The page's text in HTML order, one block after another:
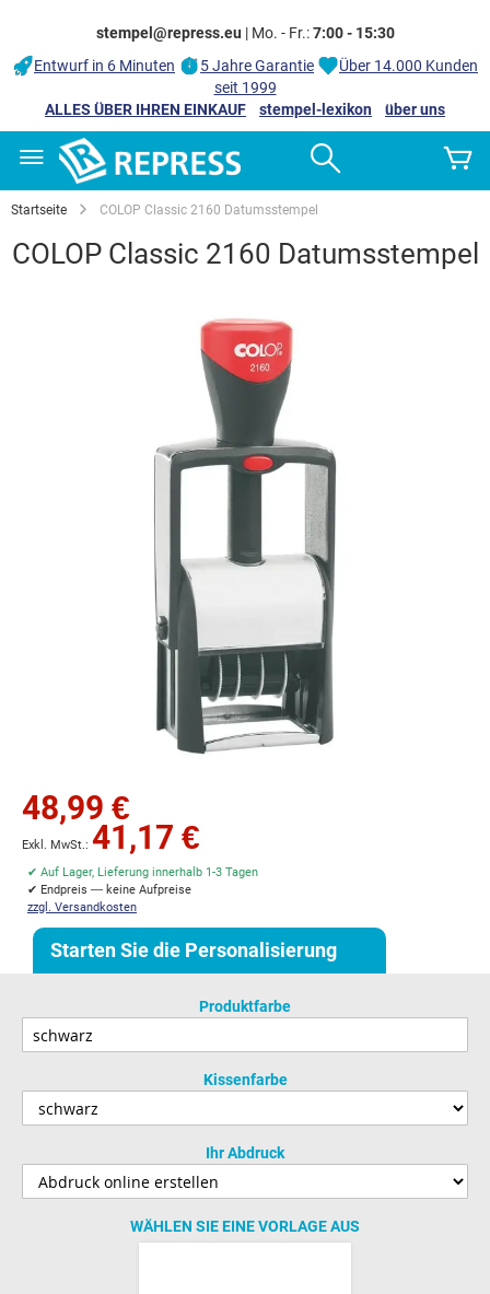
stempel@repress.eu | Mo. - Fr.:7:00 - 15:30
Entwurf in 6 Minuten
5 Jahre Garantie
Über 14.000 Kunden
seit 1999
ALLES ÜBER IHREN EINKAUF
stempel-lexikon
über uns
Startseite COLOP Classic 2160 Datumsstempel
COLOP Classic 2160 Datumsstempel
Anfang
springen
48,99 €
41,17 €
✔ Auf Lager, Lieferung innerhalb 1-3 Tagen
✔ Endpreis — keine Aufpreise
zzgl. Versandkosten
Starten Sie die Personalisierung
Produktfarbe
Kissenfarbe
Ihr Abdruck
WÄHLEN SIE EINE VORLAGE AUS